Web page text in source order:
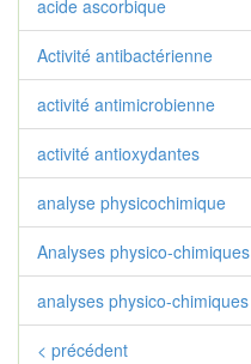
acide ascorbique
Activité antibactérienne
activité antimicrobienne
activité antioxydantes
analyse physicochimique
Analyses physico-chimiques
analyses physico-chimiques
< précédent